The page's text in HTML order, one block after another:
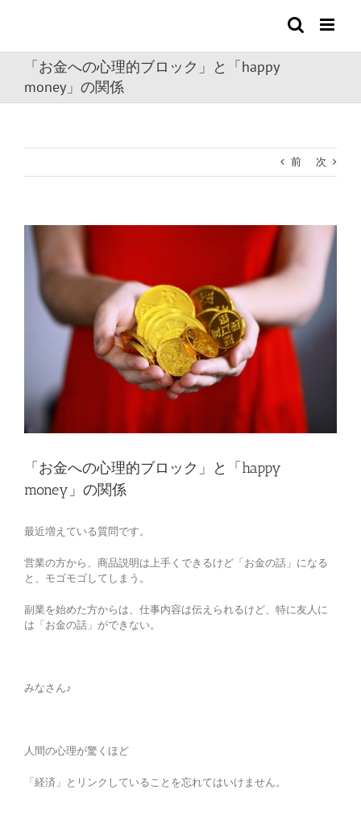
「お金への心理的ブロック」と「happy
money」の関係
前 次
View
Larger
Image
「お金への心理的ブロック」と「happy
money」の関係
最近増えている質問です。
営業の方から、商品説明は上手くできるけど「お金の話」になる
と、モゴモゴしてしまう。
副業を始めた方からは、仕事内容は伝えられるけど、特に友人に
は「お金の話」ができない。
みなさん♪
人間の心理が驚くほど
「経済」とリンクしていることを忘れてはいけません。